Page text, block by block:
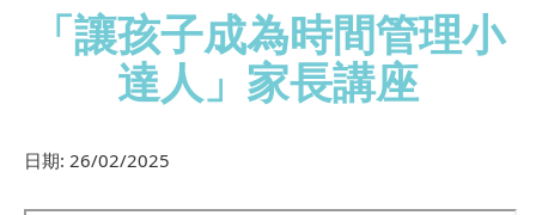
「讓孩子成為時間管理小
達人」家長講座
日期: 26/02/2025